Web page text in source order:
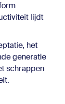
lijdt
het
generatie
schrappen